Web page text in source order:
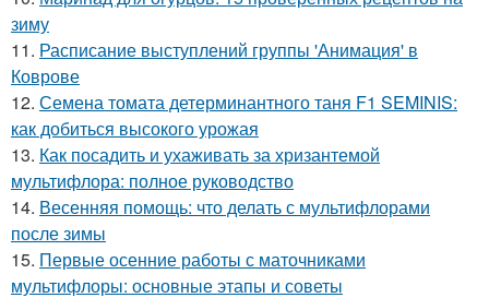
зиму
11. Расписание выступлений группы 'Анимация' в
Коврове
12. Семена томата детерминантного таня F1 SEMINIS:
как добиться высокого урожая
13. Как посадить и ухаживать за хризантемой
мультифлора: полное руководство
14. Весенняя помощь: что делать с мультифлорами
после зимы
15. Первые осенние работы с маточниками
мультифлоры: основные этапы и советы